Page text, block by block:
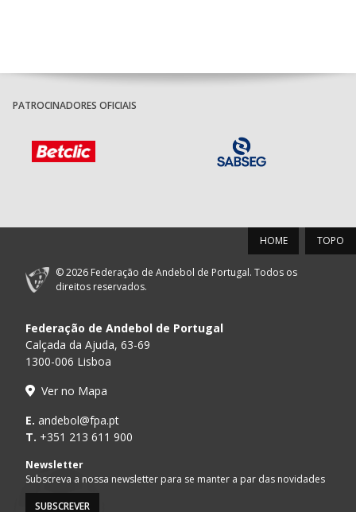
PATROCINADORES OFICIAIS
TOPO
HOME
© 2026 Federação de Andebol de Portugal. Todos os
direitos reservados.
Federação de Andebol de Portugal
Calçada da Ajuda, 63-69
1300-006 Lisboa
Ver no Mapa
E. andebol@fpa.pt
T. +351 213 611 900
Newsletter
Subscreva a nossa newsletter para se manter a par das novidades
SUBSCREVER